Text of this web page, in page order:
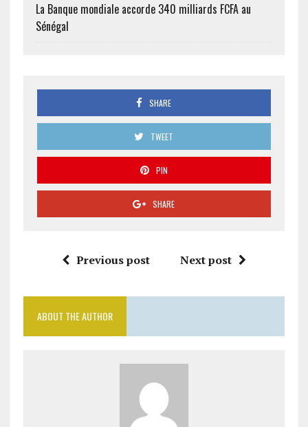
La Banque mondiale accorde 340 milliards FCFA au
Sénégal
SHARE
TWEET
PIN
SHARE
Previous post Next post
ABOUT THE AUTHOR